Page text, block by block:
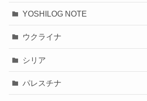
YOSHILOG NOTE
ウクライナ
シリア
パレスチナ